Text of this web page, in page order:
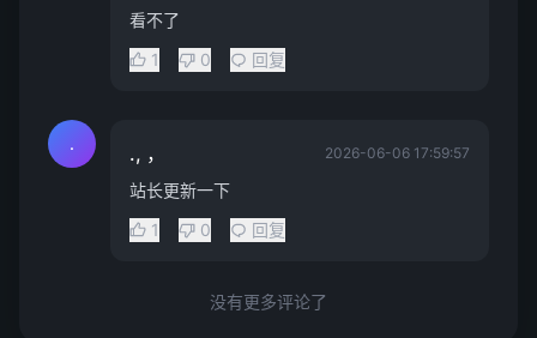
看不了
1
0 回复
. ., ， 2026-06-06 17:59:57
站长更新一下
1
0 回复
没有更多评论了